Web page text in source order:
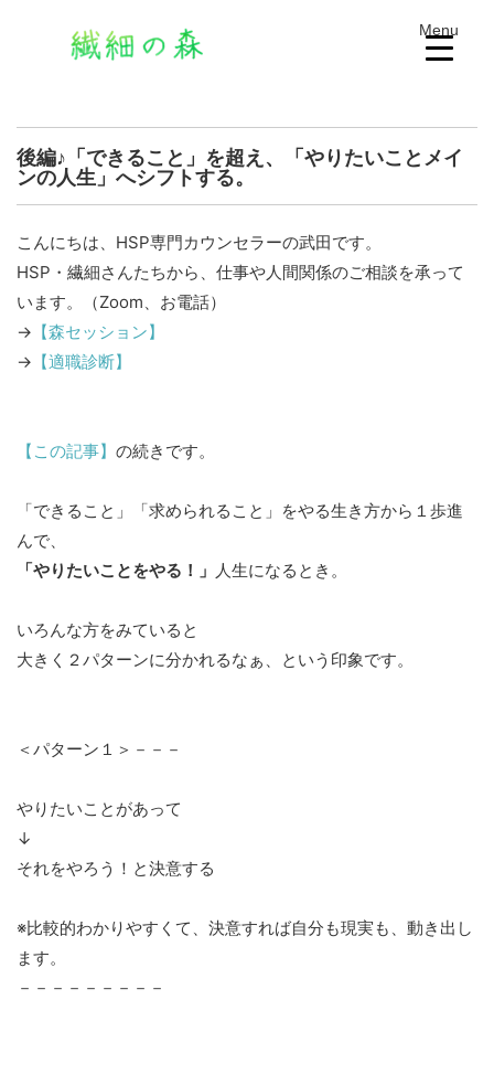
後編♪「できること」を超え、「やりたいことメイ
ンの人生」へシフトする。
こんにちは、HSP専門カウンセラーの武田です。
HSP・繊細さんたちから、仕事や人間関係のご相談を承って
います。（Zoom、お電話）
→ 【森セッション】
→ 【適職診断】
【この記事】 の続きです。
「できること」「求められること」をやる生き方から１歩進
んで、
「やりたいことをやる！」 人生になるとき。
いろんな方をみていると
大きく２パターンに分かれるなぁ、という印象です。
＜パターン１＞－－－
やりたいことがあって
↓
それをやろう！と決意する
※比較的わかりやすくて、決意すれば自分も現実も、動き出し
ます。
－－－－－－－－－
Menu